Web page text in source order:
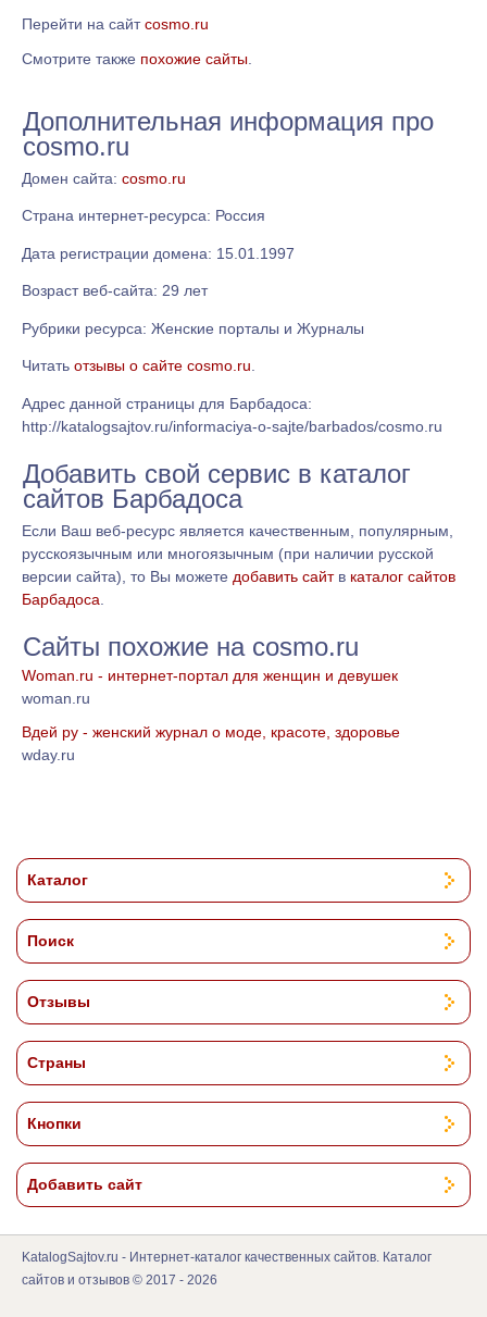
Перейти на сайтcosmo.ru
Смотрите также похожие сайты
Дополнительная информация про
cosmo.ru
Домен сайта: cosmo.ru
Страна интернет-ресурса: Россия
Дата регистрации домена: 15.01.1997
Возраст веб-сайта: 29 лет
Рубрики ресурса: Женские порталы и Журналы
Читать отзывы о сайте cosmo.ru
Адрес данной страницы для Барбадоса:
http://katalogsajtov.ru/informaciya-o-sajte/barbados/cosmo.ru
Добавить свой сервис в каталог
сайтов Барбадоса
Если Ваш веб-ресурс является качественным, популярным,
русскоязычным или многоязычным (при наличии русской
версии сайта), то Вы можете добавить сайтв каталог сайтов
Барбадоса
Сайты похожие на cosmo.ru
Woman.ru - интернет-портал для женщин и девушек
woman.ru
Вдей ру - женский журнал о моде, красоте, здоровье
wday.ru
Каталог
Поиск
Отзывы
Страны
Кнопки
Добавить сайт
KatalogSajtov.ru - Интернет-каталог качественных сайтов. Каталог
сайтов и отзывов © 2017 - 2026